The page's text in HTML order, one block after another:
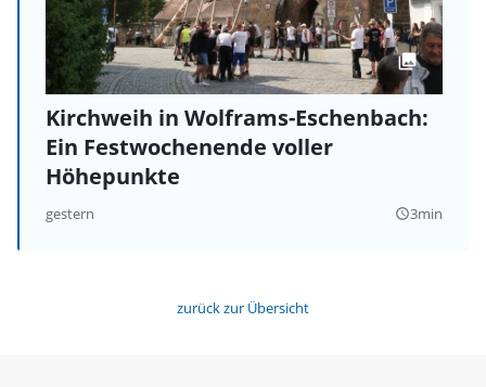
Kirchweih in Wolframs-Eschenbach:
Ein Festwochenende voller
Höhepunkte
gestern query_builder3min
zurück zur Übersicht